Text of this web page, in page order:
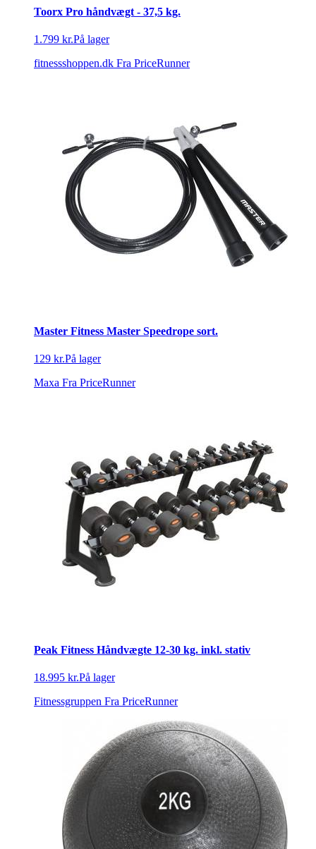
Toorx Pro håndvægt - 37,5 kg.
1.799 kr.På lager
fitnessshoppen.dk Fra PriceRunner
Master Fitness Master Speedrope sort.
129 kr.På lager
Maxa Fra PriceRunner
Peak Fitness Håndvægte 12-30 kg. inkl. stativ
18.995 kr.På lager
Fitnessgruppen Fra PriceRunner